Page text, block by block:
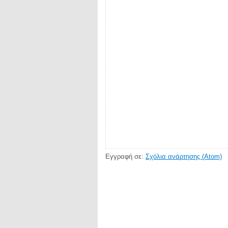
Εγγραφή σε: Σχόλια ανάρτησης (Atom)